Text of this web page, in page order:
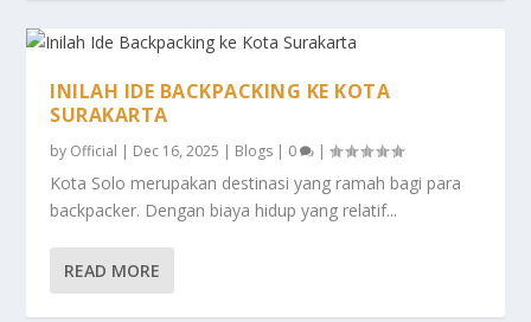
INILAH IDE BACKPACKING KE KOTA
SURAKARTA
by Official | Dec 16, 2025 | Blogs | 0 |
Kota Solo merupakan destinasi yang ramah bagi para
backpacker. Dengan biaya hidup yang relatif...
READ MORE